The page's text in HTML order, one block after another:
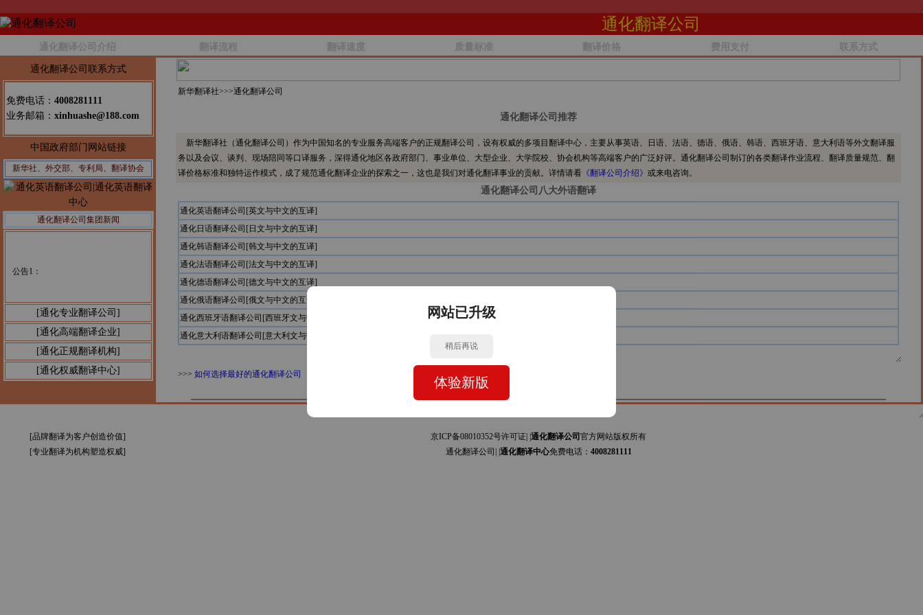
通化翻译公司
通化翻译公司介绍 翻译流程 翻译速度 质量标准 翻译价格 费用支付 联系方式
通化翻译公司联系方式
免费电话： 4008281111
业务邮箱： xinhuashe@188.com
中国政府部门网站链接
新华社、外交部、专利局、翻译协会
通化翻译公司集团新闻
公告1：
[通化专业翻译公司]
[通化高端翻译企业]
[通化正规翻译机构]
[通化权威翻译中心]
新华翻译社>>>通化翻译公司
通化翻译公司推荐
新华翻译社（通化翻译公司）作为中国知名的专业服务高端客户的正规翻译公司，设有权威的多项目翻译中心，主要从事英语、日语、法语、德语、俄语、韩语、西班牙语、意大利语等外文翻译服
务以及会议、谈判、现场陪同等口译服务，深得通化地区各政府部门、事业单位、大型企业、大学院校、协会机构等高端客户的广泛好评。通化翻译公司制订的各类翻译作业流程、翻译质量规范、翻
译价格标准和独特运作模式，成了规范通化翻译企业的探索之一，这也是我们对通化翻译事业的贡献。详情请看 《翻译公司介绍》 或来电咨询。
通化翻译公司八大外语翻译
通化英语翻译公司[英文与中文的互译]
通化日语翻译公司[日文与中文的互译]
通化韩语翻译公司[韩文与中文的互译]
通化法语翻译公司[法文与中文的互译]
通化德语翻译公司[德文与中文的互译]
通化俄语翻译公司[俄文与中文的互译]
通化西班牙语翻译公司[西班牙文与中文的互译]
通化意大利语翻译公司[意大利文与中文的互译]
>>> 如何选择最好的通化翻译公司
[品牌翻译为客户创造价值]
[专业翻译为机构塑造权威]
京ICP备08010352号许可证| | 通化翻译公司 官方网站版权所有
通化翻译公司| | 通化翻译中心免费电话： 4008281111
网站已升级
稍后再说
体验新版